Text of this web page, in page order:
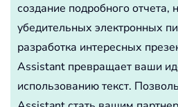
создание подробного отчета,
убедительных электронных
разработка интересных
Assistant превращает ваши
использованию текст.